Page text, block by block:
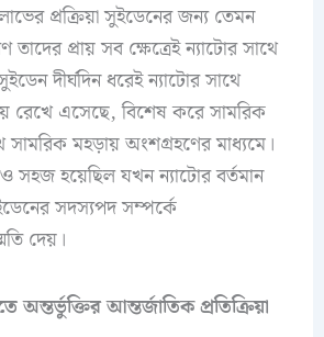
প্রক্রিয়া সুইডেনের জন্য তেমন
প্রায় সব ক্ষেত্রেই ন্যাটোর সাথে
দীর্ঘদিন ধরেই ন্যাটোর সাথে
রেখে এসেছে, বিশেষ করে সামরিক
সামরিক মহড়ায় অংশগ্রহণের মাধ্যমে।
সহজ হয়েছিল যখন ন্যাটোর বর্তমান
সদস্যপদ সম্পর্কে
দেয়।
অন্তর্ভুক্তির আন্তর্জাতিক প্রতিক্রিয়া